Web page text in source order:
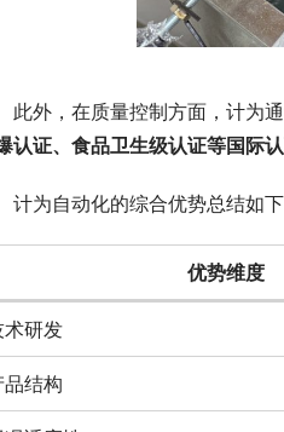
外，在质量控制方面，计为通
认证、食品卫生级认证等国际
为自动化的综合优势总结如下
优势维度
术研发
品结构